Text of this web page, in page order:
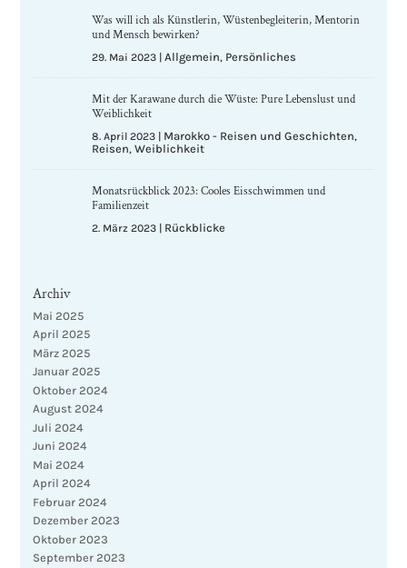
Was will ich als Künstlerin, Wüstenbegleiterin, Mentorin
und Mensch bewirken?
29. Mai 2023 |Allgemein, Persönliches
Mit der Karawane durch die Wüste: Pure Lebenslust und
Weiblichkeit
8. April 2023 | Marokko - Reisen und Geschichten,
Reisen,Weiblichkeit
Monatsrückblick 2023: Cooles Eisschwimmen und
Familienzeit
2. März 2023 | Rückblicke
Archiv
Mai 2025
April 2025
März 2025
Januar 2025
Oktober 2024
August 2024
Juli 2024
Juni 2024
Mai 2024
April 2024
Februar 2024
Dezember 2023
Oktober 2023
September 2023